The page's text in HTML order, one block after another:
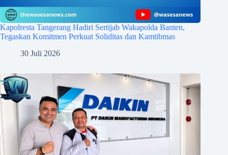
Kapolresta Tangerang Hadiri Sertijab Wakapolda Banten,
Tegaskan Komitmen Perkuat Soliditas dan Kamtibmas
30 Juli 2026